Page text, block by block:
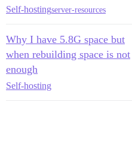
Self-hostingserver-resources
Why I have 5.8G space but
when rebuilding space is not
enough
Self-hosting